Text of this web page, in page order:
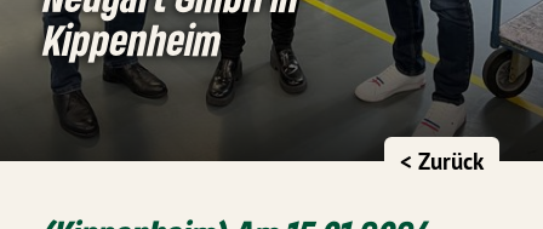
Kippenheim
< Zurück